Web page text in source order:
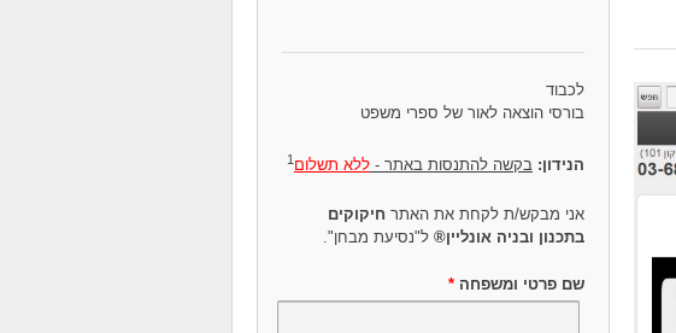
לכבוד
בורסי הוצאה לאור של ספרי משפט
הנידון: בקשה להתנסות באתר -ללא תשלום 1
אני מבקש/ת לקחת את האתר חיקוקים
בתכנון ובניה אונליין® ל"נסיעת מבחן".
שם פרטי ומשפחה*